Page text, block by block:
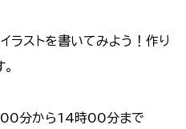
ラストを書いてみよう！作り
分から14時00分まで